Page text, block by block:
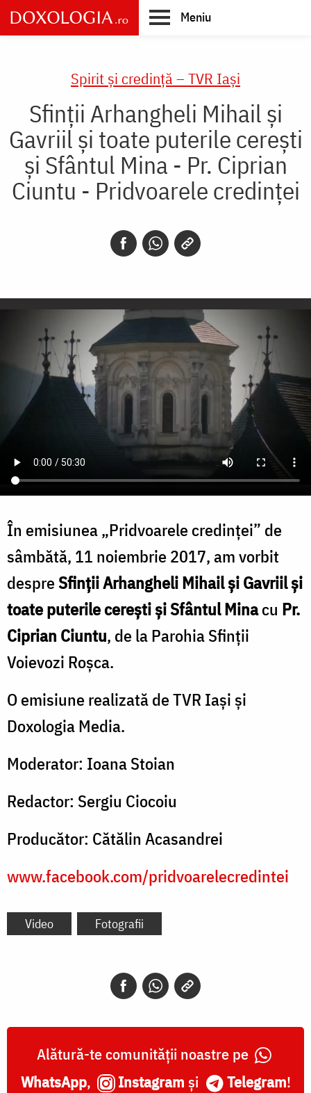
Skip
to
main
Meniu
Spirit și credință – TVR Iași
Sfinții Arhangheli Mihail și
Gavriil și toate puterile cerești
și Sfântul Mina - Pr. Ciprian
Ciuntu - Pridvoarele credinței
În emisiunea „Pridvoarele credinței” de
sâmbătă, 11 noiembrie 2017, am vorbit
despreSfinții Arhangheli Mihail și Gavriil și
toate puterile cerești și Sfântul Minacu Pr.
Ciprian Ciuntu, de la Parohia Sfinții
Voievozi Roşca.
O emisiune realizată de TVR Iaşi şi
Doxologia Media.
Moderator: Ioana Stoian
Redactor: Sergiu Ciocoiu
Producător: Cătălin Acasandrei
www.facebook.com/pridvoarelecredintei
Video Fotografii
Alătură-te comunității noastre pe
WhatsApp, Instagram și Telegram!